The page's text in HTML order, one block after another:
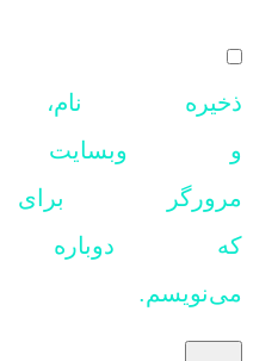
ذخیره نام،
و
مرورگر
که دوباره
می‌نویسم.